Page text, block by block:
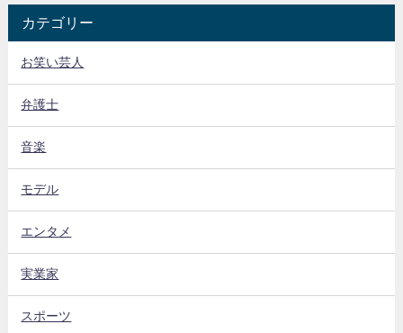
カテゴリー
お笑い芸人
弁護士
音楽
モデル
エンタメ
実業家
スポーツ